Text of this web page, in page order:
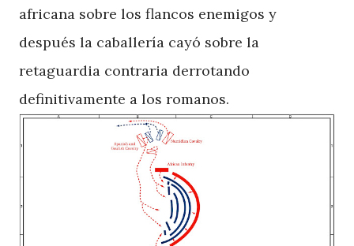
africana sobre los flancos enemigos y
después la caballería cayó sobre la
retaguardia contraria derrotando
definitivamente a los romanos.